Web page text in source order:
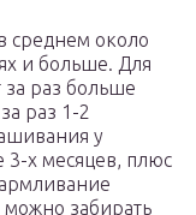
среднем около
и больше. Для
раз больше
раз 1-2
у
3-х месяцев, плюс
можно забирать